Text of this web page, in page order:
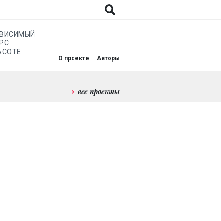
О проекте Авторы
все проекты